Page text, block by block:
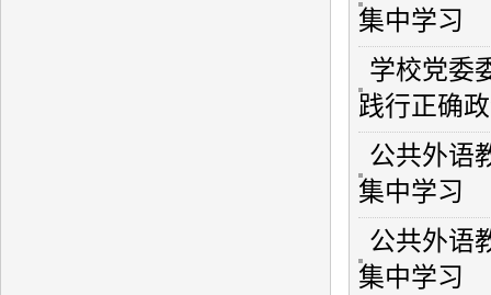
集中学习
学校党委
践行正确
公共外语
集中学习
公共外语
集中学习